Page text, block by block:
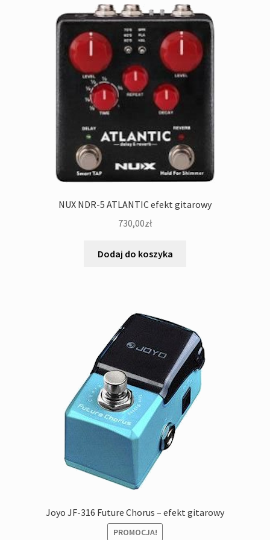
NUX NDR-5 ATLANTIC efekt gitarowy
730,00zł
Dodaj do koszyka
Joyo JF-316 Future Chorus – efekt gitarowy
PROMOCJA!